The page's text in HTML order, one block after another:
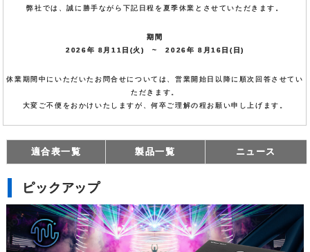
弊社では、誠に勝手ながら下記日程を夏季休業とさせていただきます。
期間
2026年 8月11日(火) ~ 2026年 8月16日(日)
休業期間中にいただいたお問合せについては、営業開始日以降に順次回答させてい
ただきます。
大変ご不便をおかけいたしますが、何卒ご理解の程お願い申し上げます。
適合表一覧 製品一覧 ニュース
ピックアップ